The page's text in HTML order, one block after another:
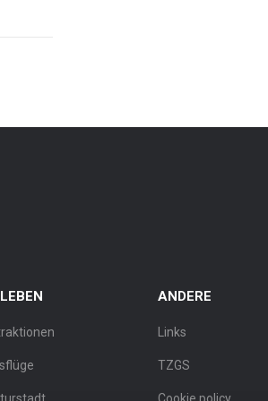
ANDERE
Links
TZGS